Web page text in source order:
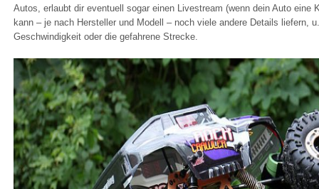
Autos, erlaubt dir eventuell sogar einen Livestream (wenn dein Auto eine
kann – je nach Hersteller und Modell – noch viele andere Details liefern,
Geschwindigkeit oder die gefahrene Strecke.